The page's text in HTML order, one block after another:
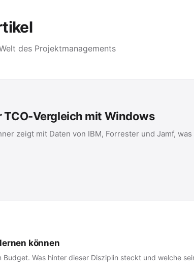
des Projektmanagements
Vergleich mit Windows
zeigt mit Daten von IBM, Forrester und Jamf,
können
Was hinter dieser Disziplin steckt und welche